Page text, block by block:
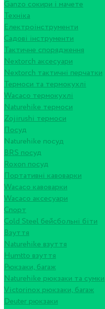
Ganzo сокири і мачете
Техніка
Електроінструменти
Садові інструменти
Тактичне спорядження
Nextorch аксесуари
Nextorch тактичні перчатки
Термоси та термокухлі
Wacaco термокухлі
Naturehike термоси
Zojirushi термоси
Посуд
Naturehike посуд
BRS посуд
Roxon посуд
Портативні кавоварки
Wacaco кавоварки
Wacaco аксесуари
Спорт
Cold Steel бейсбольні біти
Взуття
Naturehike взуття
Humtto взуття
Рюкзаки, багаж
Naturehike рюкзаки та сумки
Victorinox рюкзаки, багаж
Deuter рюкзаки